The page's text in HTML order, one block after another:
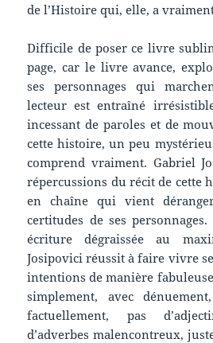
de l’Histoire qui, elle, a
Difficile de poser ce livre
page, car le livre avance,
ses personnages qui
lecteur est entraîné
incessant de paroles et de
cette histoire, un peu
comprend vraiment. Gabriel
répercussions du récit de cette
en chaîne qui vient
certitudes de ses personnages.
écriture dégraissée au
Josipovici réussit à faire vivre
intentions de manière
simplement, avec
factuellement, pas
d’adverbes malencontreux,